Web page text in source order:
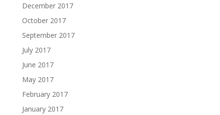
December 2017
October 2017
September 2017
July 2017
June 2017
May 2017
February 2017
January 2017